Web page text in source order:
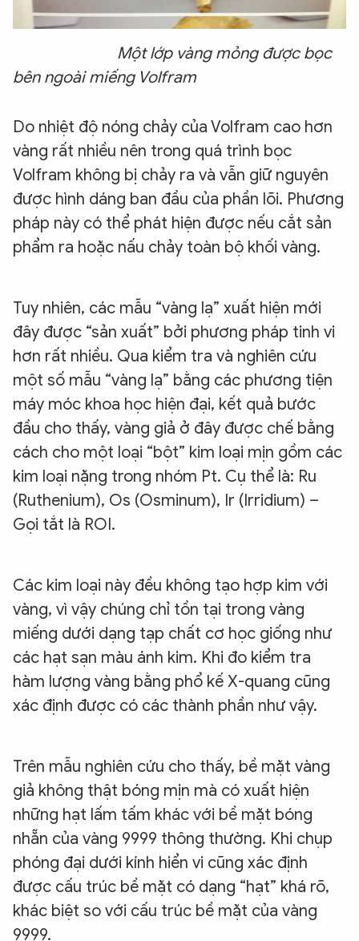
Một lớp vàng mỏng được bọc
bên ngoài miếng Volfram
Do nhiệt độ nóng chảy của Volfram cao hơn
vàng rất nhiều nên trong quá trình bọc
Volfram không bị chảy ra và vẫn giữ nguyên
được hình dáng ban đầu của phần lõi. Phương
pháp này có thể phát hiện được nếu cắt sản
phẩm ra hoặc nấu chảy toàn bộ khối vàng.
Tuy nhiên, các mẫu “vàng lạ” xuất hiện mới
đây được “sản xuất” bởi phương pháp tinh vi
hơn rất nhiều. Qua kiểm tra và nghiên cứu
một số mẫu “vàng lạ” bằng các phương tiện
máy móc khoa học hiện đại, kết quả bước
đầu cho thấy, vàng giả ở đây được chế bằng
cách cho một loại “bột” kim loại mịn gồm các
kim loại nặng trong nhóm Pt. Cụ thể là: Ru
(Ruthenium), Os (Osminum), Ir (Irridium) –
Gọi tắt là ROI.
Các kim loại này đều không tạo hợp kim với
vàng, vì vậy chúng chỉ tồn tại trong vàng
miếng dưới dạng tạp chất cơ học giống như
các hạt sạn màu ánh kim. Khi đo kiểm tra
hàm lượng vàng bằng phổ kế X-quang cũng
xác định được có các thành phần như vậy.
Trên mẫu nghiên cứu cho thấy, bề mặt vàng
giả không thật bóng mịn mà có xuất hiện
những hạt lấm tấm khác với bề mặt bóng
nhẵn của vàng 9999 thông thường. Khi chụp
phóng đại dưới kính hiển vi cũng xác định
được cấu trúc bề mặt có dạng “hạt” khá rõ,
khác biệt so với cấu trúc bề mặt của vàng
9999.